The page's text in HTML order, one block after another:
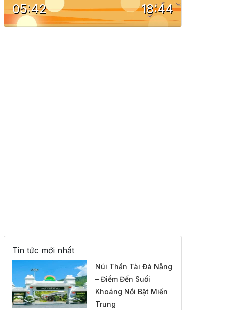
05:42 18:44
Tin tức mới nhất
Núi Thần Tài Đà Nẵng
– Điểm Đến Suối
Khoáng Nổi Bật Miền
Trung